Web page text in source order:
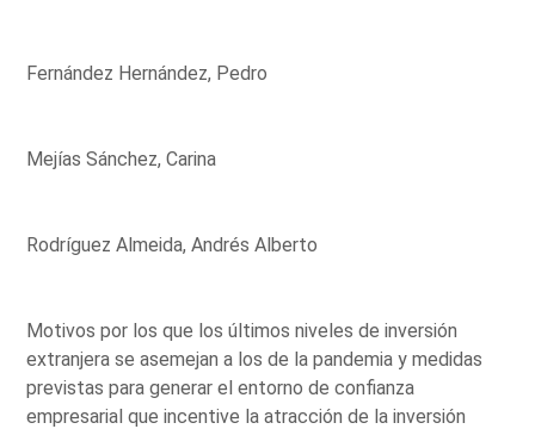
Fernández Hernández, Pedro
Mejías Sánchez, Carina
Rodríguez Almeida, Andrés Alberto
Motivos por los que los últimos niveles de inversión
extranjera se asemejan a los de la pandemia y medidas
previstas para generar el entorno de confianza
empresarial que incentive la atracción de la inversión